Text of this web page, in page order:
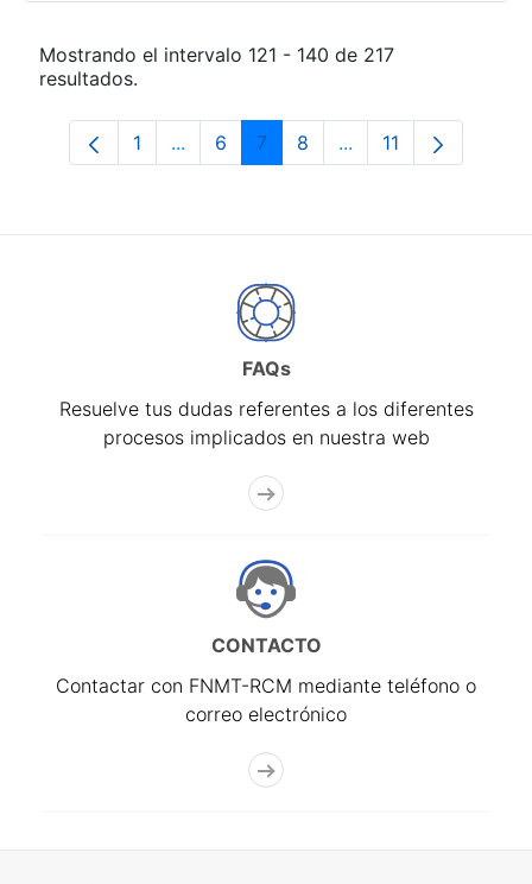
Mostrando el intervalo 121 - 140 de 217
resultados.
Página
1 ...Páginas intermedias Use TAB para
Página
6 Página
7 Página
8 ...Páginas intermedias
Página
11
FAQs
Resuelve tus dudas referentes a los diferentes
procesos implicados en nuestra web
CONTACTO
Contactar con FNMT-RCM mediante teléfono o
correo electrónico